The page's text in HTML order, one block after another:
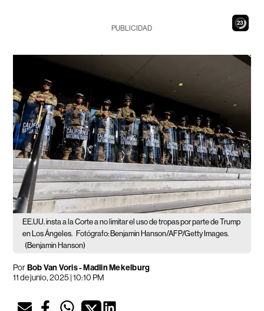
22
PUBLICIDAD
EE.UU. insta a la Corte a no limitar el uso de tropas por parte de Trump
en Los Ángeles. Fotógrafo: Benjamin Hanson/AFP/Getty Images.
(Benjamin Hanson)
PorBob Van Voris - Madlin Mekelburg
11 de junio, 2025 | 10:10 PM